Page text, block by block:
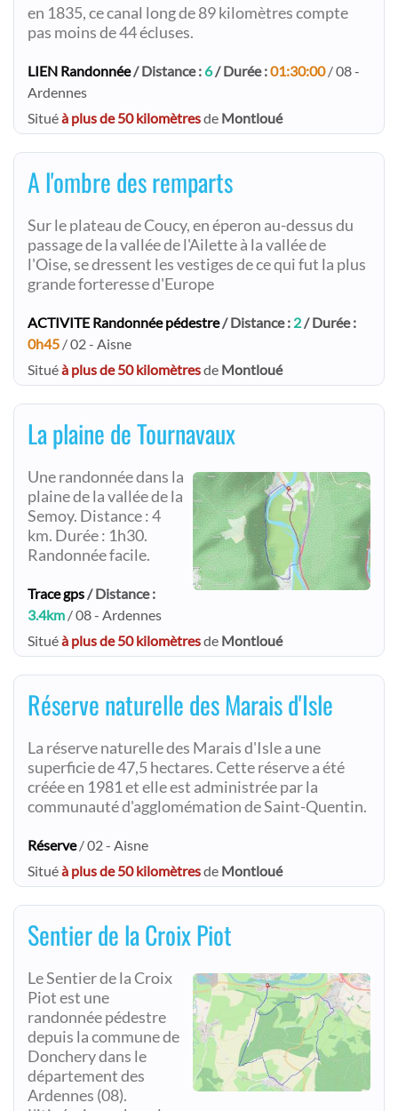
en 1835, ce canal long de 89 kilomètres compte
pas moins de 44 écluses.
LIEN Randonnée/ Distance : 6/ Durée :01:30:00/ 08 -
Ardennes
Situéà plus de 50 kilomètresde Montloué
A l'ombre des remparts
Sur le plateau de Coucy, en éperon au-dessus du
passage de la vallée de l'Ailette à la vallée de
l'Oise, se dressent les vestiges de ce qui fut la plus
grande forteresse d'Europe
ACTIVITE Randonnée pédestre/ Distance : 2/ Durée :
0h45 / 02 - Aisne
Situéà plus de 50 kilomètresde Montloué
La plaine de Tournavaux
Une randonnée dans la
plaine de la vallée de la
Semoy. Distance : 4
km. Durée : 1h30.
Randonnée facile.
Trace gps/ Distance :
3.4km / 08 - Ardennes
Situéà plus de 50 kilomètresde Montloué
Réserve naturelle des Marais d'Isle
La réserve naturelle des Marais d'Isle a une
superficie de 47,5 hectares. Cette réserve a été
créée en 1981 et elle est administrée par la
communauté d'agglomémation de Saint-Quentin.
Réserve/ 02 - Aisne
Situéà plus de 50 kilomètresde Montloué
Sentier de la Croix Piot
Le Sentier de la Croix
Piot est une
randonnée pédestre
depuis la commune de
Donchery dans le
département des
Ardennes (08).